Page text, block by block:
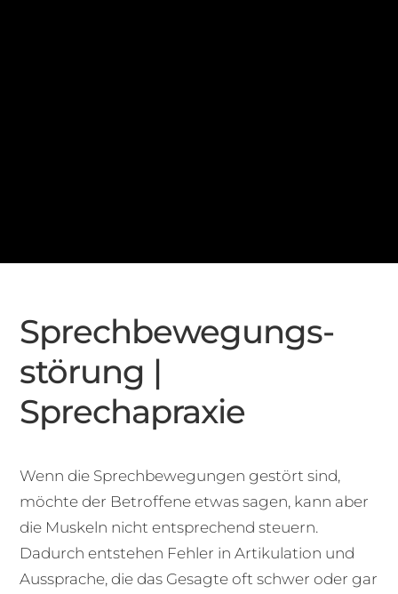
Sprech­bewegungs­­
störung |
Sprechapraxie
Wenn die Sprechbewegungen gestört sind,
möchte der Betroffene etwas sagen, kann aber
die Muskeln nicht entsprechend steuern.
Dadurch entstehen Fehler in Artikulation und
Aussprache, die das Gesagte oft schwer oder gar